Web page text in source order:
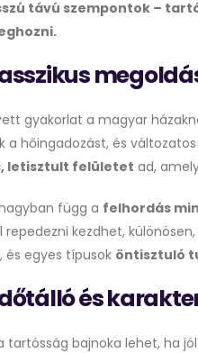
távú szempontok –
gyakorlat a magyar
a hőingadozást, és
letisztult felületet ad,
függ a felhordás
kezdhet,
és egyes típusok öntisztuló
és
tartósság bajnoka lehet, ha